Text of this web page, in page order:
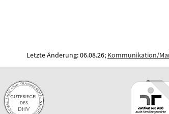
Letzte Änderung: 06.08.26; Kommunikation/